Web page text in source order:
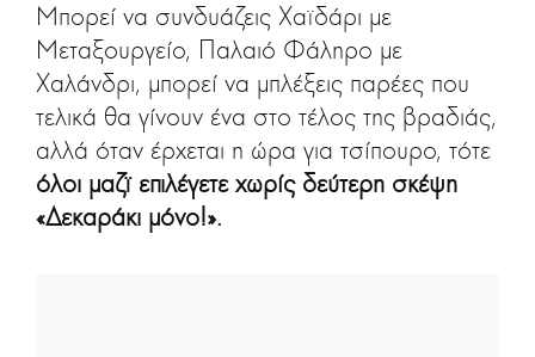
Μπορεί να συνδυάζεις Χαϊδάρι με
Μεταξουργείο, Παλαιό Φάληρο με
Χαλάνδρι, μπορεί να μπλέξεις παρέες που
τελικά θα γίνουν ένα στο τέλος της βραδιάς,
αλλά όταν έρχεται η ώρα για τσίπουρο, τότε
όλοι μαζϊ επιλέγετε χωρίς δεύτερη σκέψη
«Δεκαράκι μόνο!».